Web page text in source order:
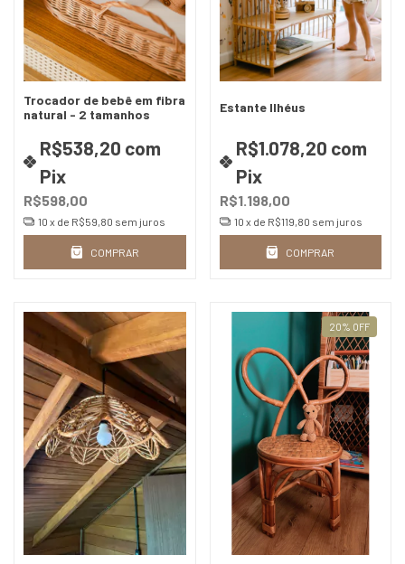
Trocador de bebê em fibra
natural - 2 tamanhos
R$598,00
R$538,20 com
Pix
10 x de R$59,80 sem juros
COMPRAR
Estante Ilhéus
R$1.198,00
R$1.078,20 com
Pix
10 x de R$119,80 sem juros
COMPRAR
20% OFF